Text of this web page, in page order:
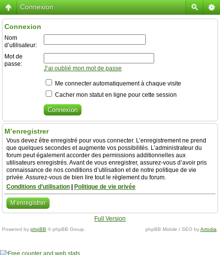
Connexion
Connexion
Nom
d’utilisateur:
Mot de
passe:
J’ai oublié mon mot de passe
Me connecter automatiquement à chaque visite
Cacher mon statut en ligne pour cette session
M’enregistrer
Vous devez être enregistré pour vous connecter. L’enregistrement ne prend
que quelques secondes et augmente vos possibilités. L’administrateur du
forum peut également accorder des permissions additionnelles aux
utilisateurs enregistrés. Avant de vous enregistrer, assurez-vous d’avoir pris
connaissance de nos conditions d’utilisation et de notre politique de vie
privée. Assurez-vous de bien lire tout le règlement du forum.
Conditions d’utilisation
Politique de vie privée
M’enregistrer
Full Version
Powered by phpBB © phpBB Group. phpBB Mobile / SEO byArtodia